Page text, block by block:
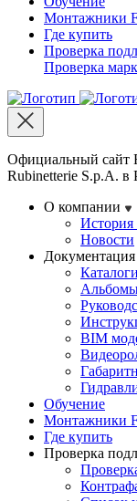
Монтажники
Где купить
Проверка
Проверка
Официальный сайт
Rubinetterie S.p.A. в
О компании
История
Новости
Документация
Каталоги
BIM
Обучение
Монтажники
Где купить
Проверка